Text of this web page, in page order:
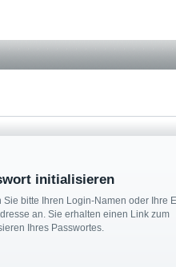
initialisieren
Sie bitte Ihren Login-Namen oder Ihre
an. Sie erhalten einen Link zum
Ihres Passwortes.